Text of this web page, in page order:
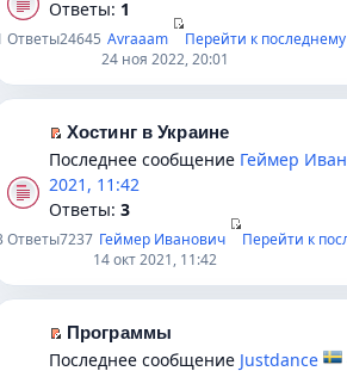
н
и
м
у
о
о
щ
е
н
и
о
и
т
н
м
с
о
в
м
у
е
о
и
т
е
т
и
п
в
м
у
Ответы: 1
Ответы24645 Avraaam
Перейти к
24 ноя 2022, 20:01
е
й
и
к
Хостинг в Украине
Последнее сообщение Геймер
2021, 11:42
Ответы: 3
Ответы7237 Геймер Иванович
Перейти к
14 окт 2021, 11:42
Программы
Последнее сообщение Justdance